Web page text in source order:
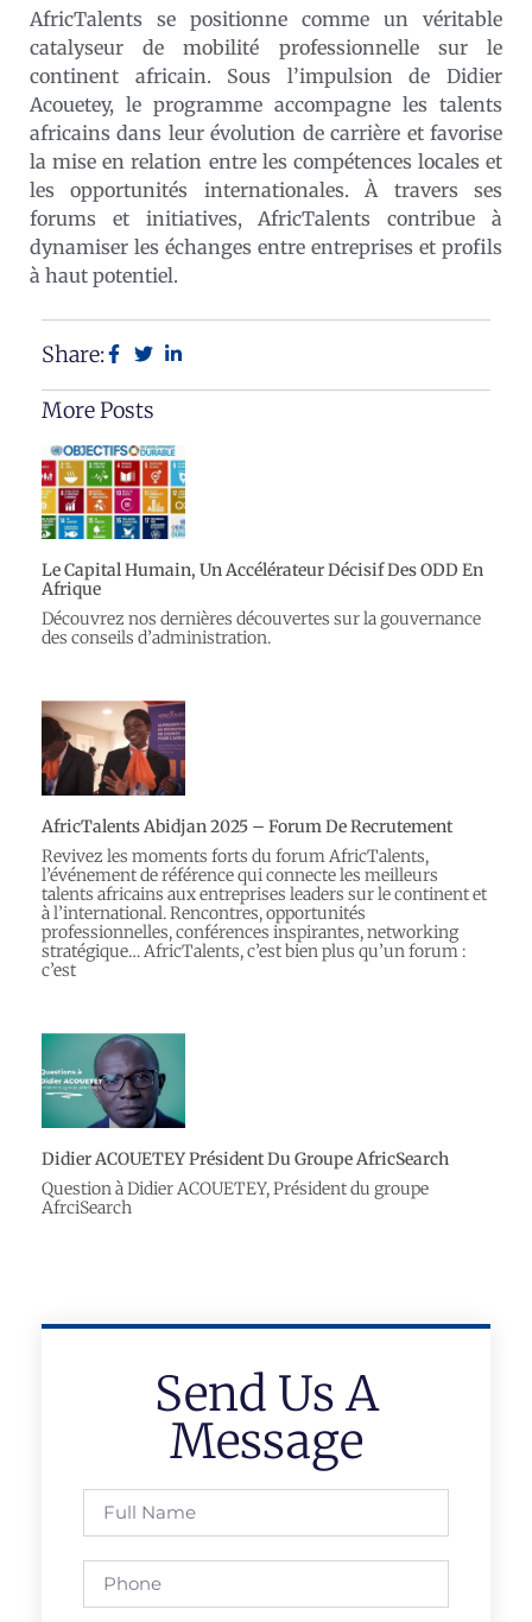
AfricTalents se positionne comme un véritable
catalyseur de mobilité professionnelle sur le
continent africain. Sous l’impulsion de Didier
Acouetey, le programme accompagne les talents
africains dans leur évolution de carrière et favorise
la mise en relation entre les compétences locales et
les opportunités internationales. À travers ses
forums et initiatives, AfricTalents contribue à
dynamiser les échanges entre entreprises et profils
à haut potentiel.
Share:
More Posts
Le Capital Humain, Un Accélérateur Décisif Des ODD En
Afrique
Découvrez nos dernières découvertes sur la gouvernance
des conseils d’administration.
AfricTalents Abidjan 2025 – Forum De Recrutement
Revivez les moments forts du forum AfricTalents,
l’événement de référence qui connecte les meilleurs
talents africains aux entreprises leaders sur le continent et
à l’international. Rencontres, opportunités
professionnelles, conférences inspirantes, networking
stratégique… AfricTalents, c’est bien plus qu’un forum :
c’est
Didier ACOUETEY Président Du Groupe AfricSearch
Question à Didier ACOUETEY, Président du groupe
AfrciSearch
Send Us A
Message